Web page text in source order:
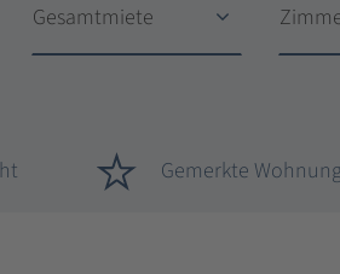
Gesamtmiete
Gemerkte